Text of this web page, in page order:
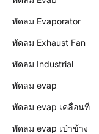
พัดลม Evaporator
พัดลม Exhaust Fan
พัดลม Industrial
พัดลม evap
พัดลม evap เคลื่อนที่
พัดลม evap เป่าข้าง